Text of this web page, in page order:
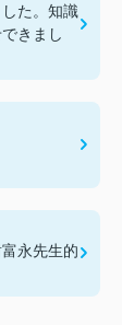
た。知識
きまし
永先生的